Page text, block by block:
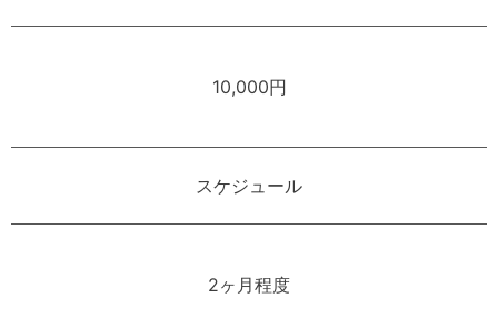
10,000円
スケジュール
2ヶ月程度